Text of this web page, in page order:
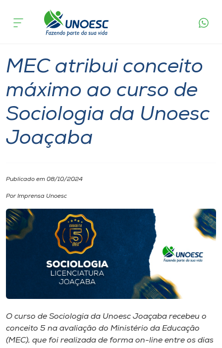
Cursos
Pesquisa
Atendimento ao Estudante
Portal de Ensino
Internacionalização
Diplomados
CPA
acontece
MEC atribui conceito
máximo ao curso de
Sociologia da Unoesc
Joaçaba
Publicado em 08/10/2024
Por Imprensa Unoesc
O curso de Sociologia da Unoesc Joaçaba recebeu o
conceito 5 na avaliação do Ministério da Educação
(MEC), que foi realizada de forma on-line entre os dias